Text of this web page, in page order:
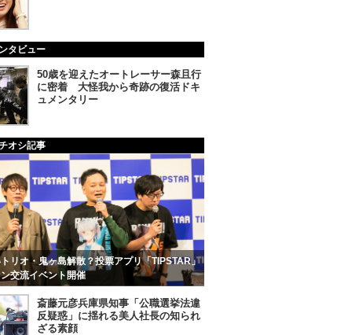
タビュー
50歳を迎えたオートレーサー森且行
に密着 大怪我から奇跡の復活ドキ
ュメンタリー
オシ記事
リオ・鬼ヶ島解散？投票アプリ「TIPSTAR」
交流イベント開催
斎藤元彦兵庫県知事「公職選挙法違
反疑惑」に揺れる美人社長の知られ
ざる素顔